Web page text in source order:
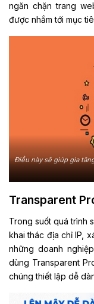
ngăn chặn trang
được nhắm tới mục
Điều này sẽ giúp gia
Transparent
Trong suốt quá trình
khai thác địa chỉ IP,
những doanh
dùng Transparent
chúng thiết lập dễ